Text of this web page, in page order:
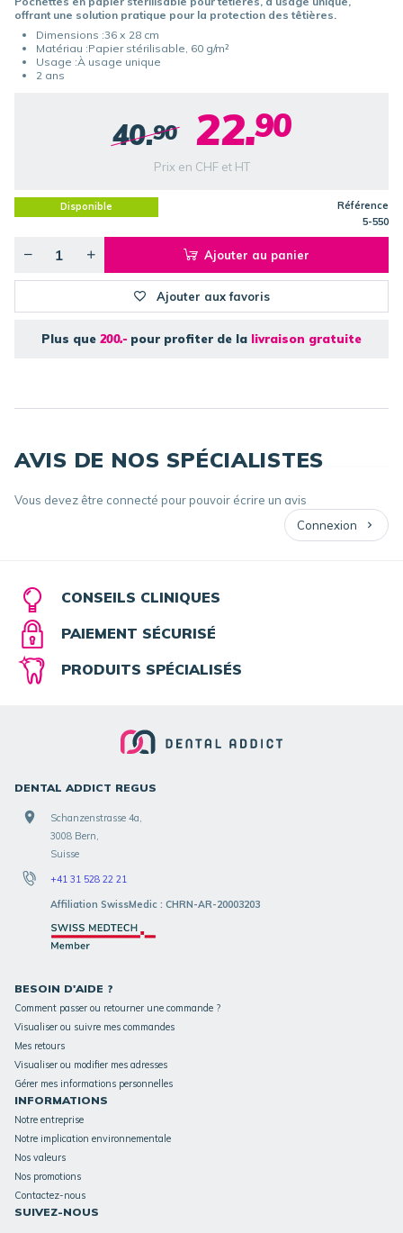
offrant une solution pratique pour la protection des têtières.
Dimensions :36 x 28 cm
Matériau :Papier stérilisable, 60 g/m²
Usage :À usage unique
2 ans
40.90 22.90
Prix en CHF et HT
Disponible
Référence
5-550
Ajouter au panier
Ajouter aux favoris
Plus que 200.- pour profiter de la livraison gratuite
AVIS DE NOS SPÉCIALISTES
Vous devez être connecté pour pouvoir écrire un avis
Connexion
CONSEILS CLINIQUES
PAIEMENT SÉCURISÉ
PRODUITS SPÉCIALISÉS
DENTAL ADDICT REGUS
Schanzenstrasse 4a,
3008 Bern,
Suisse
+41 31 528 22 21
Affiliation SwissMedic : CHRN-AR-20003203
BESOIN D'AIDE ?
Comment passer ou retourner une commande ?
Visualiser ou suivre mes commandes
Mes retours
Visualiser ou modifier mes adresses
Gérer mes informations personnelles
INFORMATIONS
Notre entreprise
Notre implication environnementale
Nos valeurs
Nos promotions
Contactez-nous
SUIVEZ-NOUS